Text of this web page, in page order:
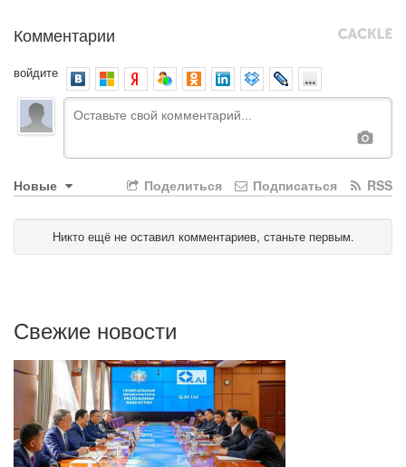
Комментарии
войдите
Новые RSS
Подписаться
Поделиться
Никто ещё не оставил комментариев, станьте первым.
Свежие новости